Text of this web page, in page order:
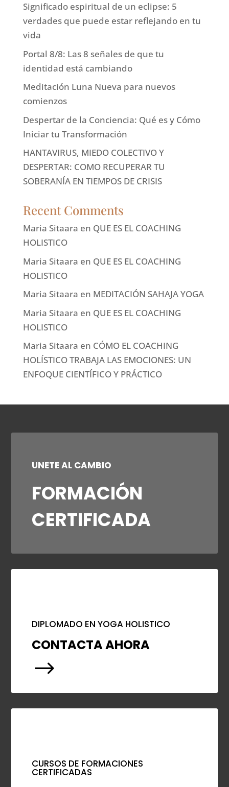
Significado espiritual de un eclipse: 5
verdades que puede estar reflejando en tu
vida
Portal 8/8: Las 8 señales de que tu
identidad está cambiando
Meditación Luna Nueva para nuevos
comienzos
Despertar de la Conciencia: Qué es y Cómo
Iniciar tu Transformación
HANTAVIRUS, MIEDO COLECTIVO Y
DESPERTAR: COMO RECUPERAR TU
SOBERANÍA EN TIEMPOS DE CRISIS
Recent Comments
Maria Sitaara en QUE ES EL COACHING
HOLISTICO
Maria Sitaara en QUE ES EL COACHING
HOLISTICO
Maria Sitaara en MEDITACIÓN SAHAJA YOGA
Maria Sitaara en QUE ES EL COACHING
HOLISTICO
Maria Sitaara en CÓMO EL COACHING
HOLÍSTICO TRABAJA LAS EMOCIONES: UN
ENFOQUE CIENTÍFICO Y PRÁCTICO
UNETE AL CAMBIO
FORMACIÓN
CERTIFICADA
DIPLOMADO EN YOGA HOLISTICO
CONTACTA AHORA
$
CURSOS DE FORMACIONES
CERTIFICADAS